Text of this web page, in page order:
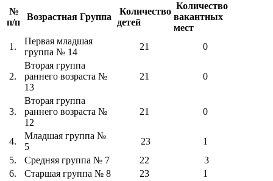
№
п/п
Возрастная Группа
Количество
детей
Количество
вакантных
мест
1.
Первая младшая
группа № 14
21 0
2.
Вторая группа
раннего возраста №
13
21 0
3.
Вторая группа
раннего возраста №
12
21 0
4.
Младшая группа №
5
23
1
5.
Средняя группа № 7 22
3
6.
Старшая группа № 8 23
1